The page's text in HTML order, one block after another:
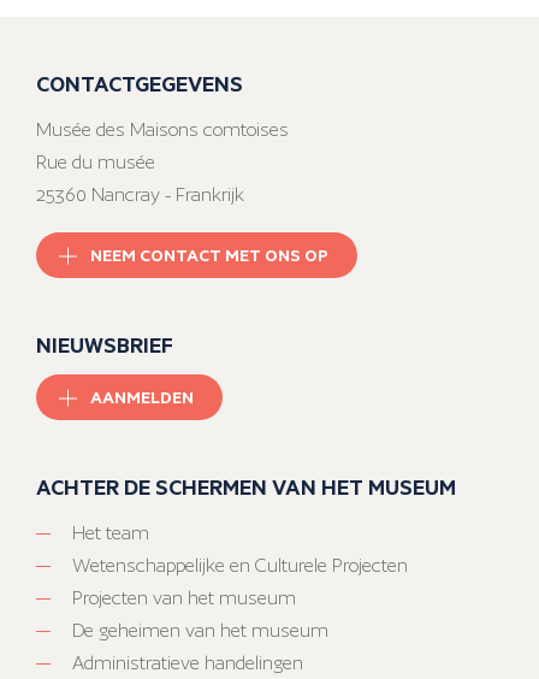
CONTACTGEGEVENS
Musée des Maisons comtoises
Rue du musée
25360 Nancray - Frankrijk
NEEM CONTACT MET ONS OP
NIEUWSBRIEF
AANMELDEN
ACHTER DE SCHERMEN VAN HET MUSEUM
Het team
Wetenschappelijke en Culturele Projecten
Projecten van het museum
De geheimen van het museum
Administratieve handelingen